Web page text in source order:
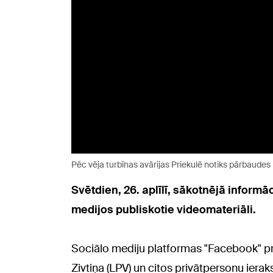
Pēc vēja turbīnas avārijas Priekulē notiks
Svētdien, 26. aplīlī, sākotnējā
medijos publiskotie videomateriāli.
Sociālo mediju platformas "Facebook"
Zivtiņa (LPV) un citos privātpersonu